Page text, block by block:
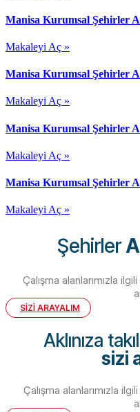
Manisa Kurumsal Şehirler
Makaleyi Aç »
Manisa Kurumsal Şehirler
Makaleyi Aç »
Manisa Kurumsal Şehirler
Makaleyi Aç »
Manisa Kurumsal Şehirler
Makaleyi Aç »
Şehirler
Çalışma alanlarımızla
SİZİ ARAYALIM
Aklınıza
sizi
Çalışma alanlarımızla